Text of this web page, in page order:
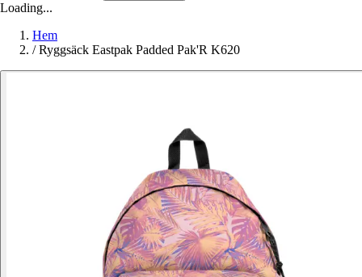
Loading...
Hem
/ Ryggsäck Eastpak Padded Pak'R K620